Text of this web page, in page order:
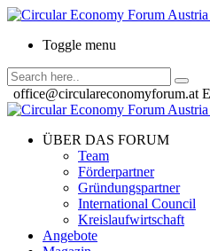
Toggle menu
office@circulareconomyforum.at
ÜBER DAS FORUM
Team
Förderpartner
Gründungspartner
International Council
Kreislaufwirtschaft
Angebote